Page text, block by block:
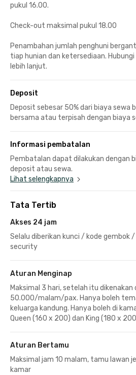
pukul 16.00.
Check-out maksimal pukul 18.00
Penambahan jumlah penghuni
tiap hunian dan ketersediaan.
lebih lanjut.
Deposit
Deposit sebesar 50% dari biaya sewa
bersama atau terpisah dengan biaya
Informasi pembatalan
Pembatalan dapat dilakukan dengan
deposit atau sewa.
Lihat selengkapnya
Tata Tertib
Akses 24 jam
Selalu diberikan kunci / kode gembok
security
Aturan Menginap
Maksimal 3 hari, setelah itu dikenakan
50.000/malam/pax. Hanya boleh
keluarga kandung. Hanya boleh di
Queen (160 x 200) dan King (180 x
Aturan Bertamu
Maksimal jam 10 malam, tamu lawan
kamar